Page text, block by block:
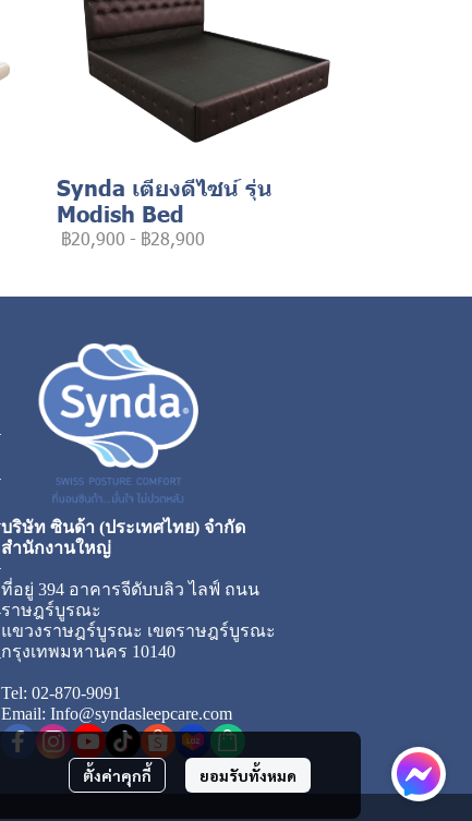
Synda เตียงดีไซน์ รุ่น
Modish Bed
฿20,900 - ฿28,900
ตั้งค่าคุกกี้ ยอมรับทั้งหมด
บริษัท ซินด้า (ประเทศไทย) จำกัด
สำนักงานใหญ่
ที่อยู่ 394 อาคารจีดับบลิว ไลฟ์ ถนน
ราษฎร์บูรณะ
แขวงราษฎร์บูรณะ เขตราษฎร์บูรณะ
กรุงเทพมหานคร 10140
Tel: 02-870-9091
Email: Info@syndasleepcare.com